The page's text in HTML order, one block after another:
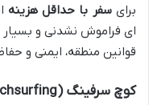
برایسفر با حداقل هزینه
ای فراموش نشدنی و بسیار
قوانین منطقه، ایمنی و
کوچ سرفینگ (Couchsurfing): سفر رایگان، آشنایی با دنیا: